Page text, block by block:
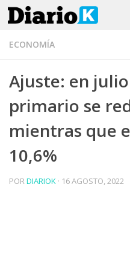
Saltar al contenido
ECONOMÍA
Ajuste: en
primario se
mientras que
10,6%
PORDIARIOK · 16 AGOSTO, 2022